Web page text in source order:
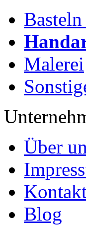
Malerei
Über
Blog